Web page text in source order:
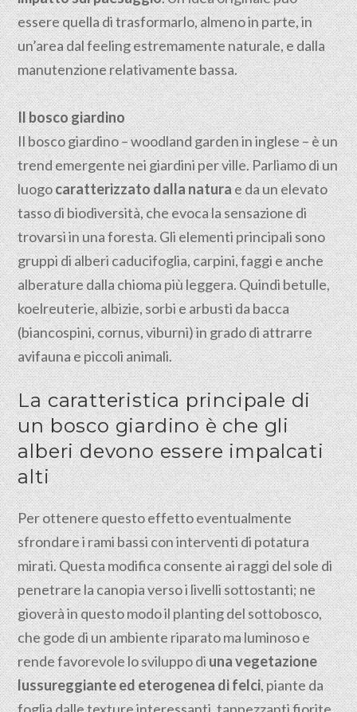
essere quella di trasformarlo, almeno in parte, in
un’area dal feeling estremamente naturale, e dalla
manutenzione relativamente bassa.
Il bosco giardino
Il bosco giardino – woodland garden in inglese – è un
trend emergente nei giardini per ville. Parliamo di un
luogocaratterizzato dalla naturae da un elevato
tasso di biodiversità, che evoca la sensazione di
trovarsi in una foresta.Gli elementi principali sono
gruppi di alberi caducifoglia, carpini, faggi e anche
alberature dalla chioma più leggera. Quindi betulle,
koelreuterie, albizie, sorbi e arbusti da bacca
(biancospini, cornus, viburni) in grado di attrarre
avifauna e piccoli animali.
La caratteristica principale di
un bosco giardino è che gli
alberi devono essere impalcati
alti
Per ottenere questo effetto eventualmente
sfrondare i rami bassi con interventi di potatura
mirati. Questa modifica consente ai raggi del sole di
penetrare la canopia verso i livelli sottostanti; ne
gioverà in questo modo il planting del sottobosco,
che gode di un ambiente riparato ma luminoso e
rende favorevole lo sviluppo diuna vegetazione
lussureggiante ed eterogenea di felci, piante da